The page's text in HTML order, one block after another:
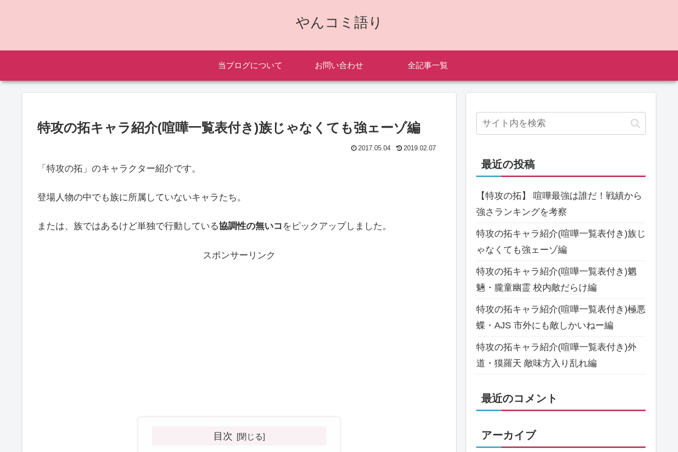
やんコミ語り
当ブログについて お問い合わせ 全記事一覧
特攻の拓キャラ紹介(喧嘩一覧表付き)族じゃなくても強ェーゾ編
2017.05.04 2019.02.07
「特攻の拓」のキャラクター紹介です。
登場人物の中でも族に所属していないキャラたち。
または、族ではあるけど単独で行動している協調性の無いコ をピックアップしました。
スポンサーリンク
目次
最近の投稿
【特攻の拓】 喧嘩最強は誰だ！戦績から
強さランキングを考察
特攻の拓キャラ紹介(喧嘩一覧表付き)族じ
ゃなくても強ェーゾ編
特攻の拓キャラ紹介(喧嘩一覧表付き)魍
魎・朧童幽霊 校内敵だらけ編
特攻の拓キャラ紹介(喧嘩一覧表付き)極悪
蝶・AJS 市外にも敵しかいねー編
特攻の拓キャラ紹介(喧嘩一覧表付き)外
道・獏羅天 敵味方入り乱れ編
最近のコメント
アーカイブ